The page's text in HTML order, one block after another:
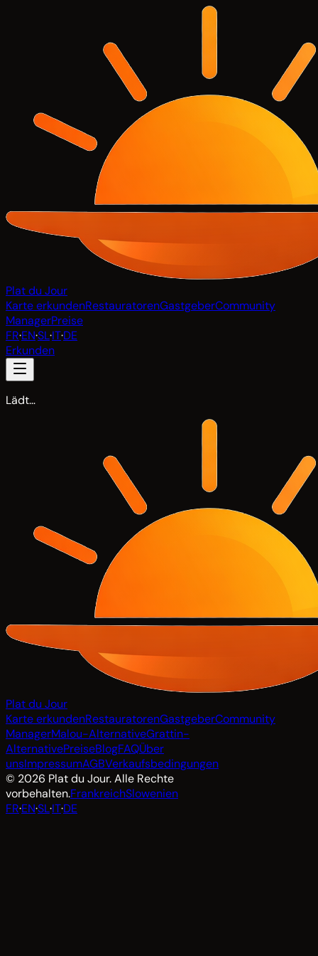
Plat du Jour
Karte erkundenRestauratorenGastgeberCommunity
ManagerPreise
FR·EN·SL·IT·DE
Erkunden
Lädt…
Plat du Jour
Karte erkundenRestauratorenGastgeberCommunity
ManagerMalou-AlternativeGrattin-
AlternativePreiseBlogFAQÜber
unsImpressumAGBVerkaufsbedingungen
© 2026 Plat du Jour. Alle Rechte
vorbehalten.FrankreichSlowenien
FR·EN·SL·IT·DE